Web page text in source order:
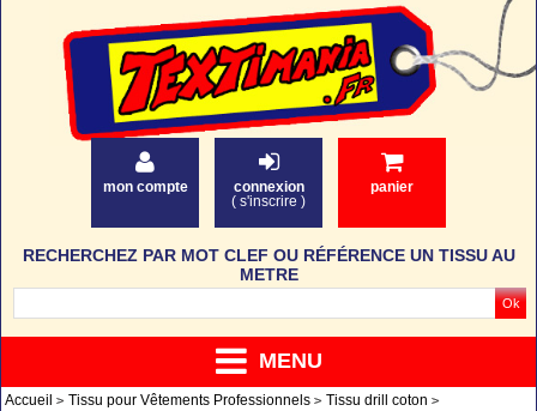
mon compte
connexion
( s'inscrire )
panier
MENU
RECHERCHEZ PAR MOT CLEF OU RÉFÉRENCE UN TISSU AU
METRE
Accueil Tissu pour Vêtements Professionnels Tissu drill coton